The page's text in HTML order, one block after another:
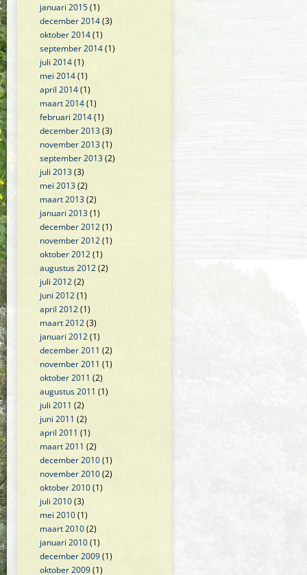
januari 2015(1)
december 2014(3)
oktober 2014(1)
september 2014(1)
juli 2014(1)
mei 2014(1)
april 2014(1)
maart 2014(1)
februari 2014(1)
december 2013(3)
november 2013(1)
september 2013(2)
juli 2013(3)
mei 2013(2)
maart 2013(2)
januari 2013(1)
december 2012(1)
november 2012(1)
oktober 2012(1)
augustus 2012(2)
juli 2012(2)
juni 2012(1)
april 2012(1)
maart 2012(3)
januari 2012(1)
december 2011 (2)
november 2011 (1)
oktober 2011 (2)
augustus 2011 (1)
juli 2011 (2)
juni 2011 (2)
april 2011 (1)
maart 2011 (2)
december 2010(1)
november 2010(2)
oktober 2010(1)
juli 2010(3)
mei 2010(1)
maart 2010(2)
januari 2010(1)
december 2009(1)
oktober 2009(1)